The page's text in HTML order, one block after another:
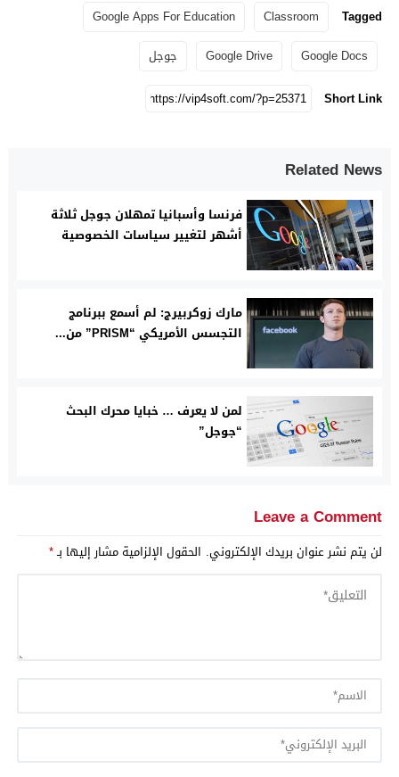
Tagged
Classroom
Google Apps For Education
Google Docs
Google Drive
جوجل
Short Link
Related News
فرنسا وأسبانيا تمهلان جوجل ثلاثة
أشهر لتغيير سياسات الخصوصية
مارك زوكربيرج: لم أسمع ببرنامج
التجسس الأمريكي “PRISM” من...
لمن لا يعرف … خبايا محرك البحث
“جوجل”
Leave a Comment
لن يتم نشر عنوان بريدك الإلكتروني. الحقول الإلزامية مشار إليها بـ*